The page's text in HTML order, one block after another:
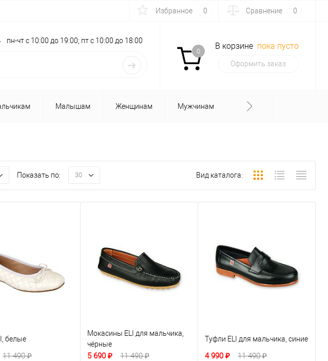
Избранное 0 Сравнение 0
пн-чт с 10:00 до 19:00; пт с 10:00 до 18:00
0
В корзине пока пусто
Оформить заказ
Малышам Женщинам Мужчинам
Показать по: 30 Вид каталога:
белые
11 490 ₽
Мокасины ELI для мальчика,
чёрные
5 690 ₽ 11 490 ₽
Туфли ELI для мальчика, синие
4 990 ₽ 11 490 ₽